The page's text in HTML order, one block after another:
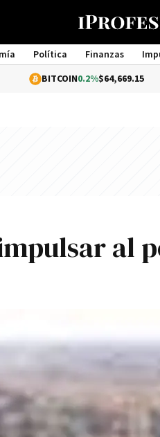
Política Finanzas
BITCOIN0.2%$64,669.15
al